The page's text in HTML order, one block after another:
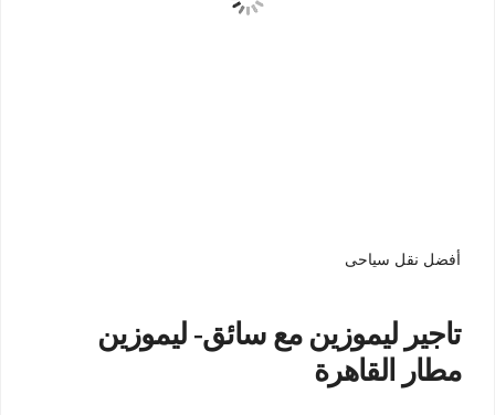
أفضل نقل سياحى
تاجير ليموزين مع سائق- ليموزين
مطار القاهرة